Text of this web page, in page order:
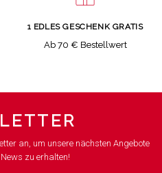
1 EDLES GESCHENK GRATIS
Ab 70 € Bestellwert
an, um unsere nächsten Angebote
zu erhalten!